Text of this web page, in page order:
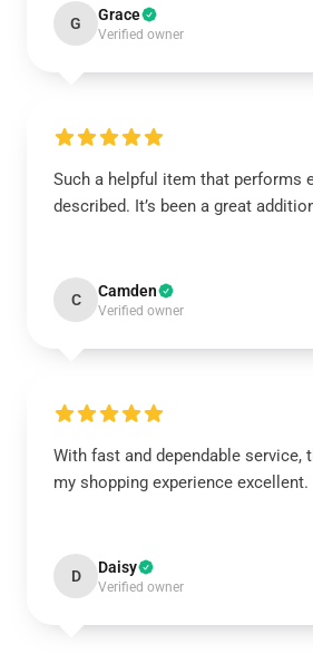
G Grace
Verified owner
Such a helpful item that performs
described. It’s been a great
C Camden
Verified owner
With fast and dependable service,
my shopping experience excellent.
D Daisy
Verified owner